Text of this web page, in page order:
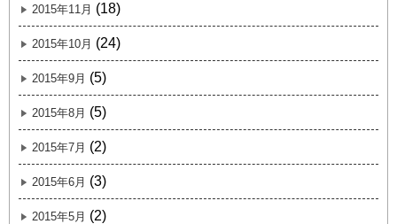
2015年11月 (18)
2015年10月 (24)
2015年9月 (5)
2015年8月 (5)
2015年7月 (2)
2015年6月 (3)
2015年5月 (2)